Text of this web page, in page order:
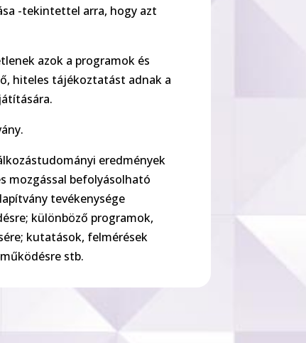
-tekintettel arra, hogy azt
azok a programok és
hiteles tájékoztatást adnak a
eredmények
mozgással befolyásolható
tevékenysége
különböző programok,
kutatások, felmérések
stb.